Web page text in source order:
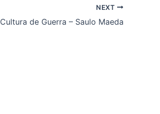
NEXT
Cultura de Guerra – Saulo Maeda